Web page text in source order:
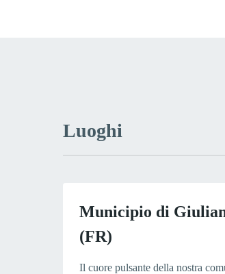
Luoghi
Municipio di
(FR)
Il cuore pulsante della nostra